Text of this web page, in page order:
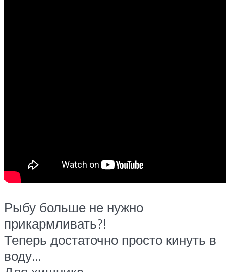
Рыбу больше не нужно
прикармливать?!
Теперь достаточно просто кинуть в
воду…